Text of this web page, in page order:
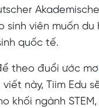
viên muốn
quốc tế.
theo đuổi ước mơ
này, Tiim Edu
khối ngành